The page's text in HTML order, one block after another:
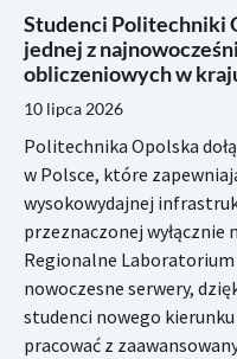
Studenci Politechniki
jednej z
obliczeniowych w
10 lipca 2026
Politechnika Opolska
w Polsce, które
wysokowydajnej
przeznaczonej wyłącznie
Regionalne Laboratorium
nowoczesne serwery,
studenci nowego
pracować z